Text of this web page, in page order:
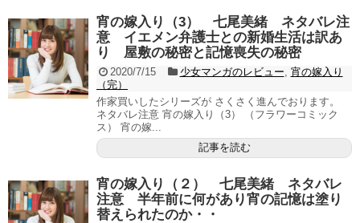
宵の嫁入り（3） 七尾美緒 ネタバレ注
意 イエメン弁護士との新婚生活は訳あ
り 屋敷の秘密と記憶喪失の秘密
2020/7/15 少女マンガのレビュー, 宵の嫁入り
（完）
作家買いしたシリーズが さくさく進んでおります。
ネタバレ注意 宵の嫁入り（3） （フラワーコミック
ス） 宵の嫁...
記事を読む
宵の嫁入り（２） 七尾美緒 ネタバレ
注意 半年前に何があり宵の記憶は塗り
替えられたのか・・